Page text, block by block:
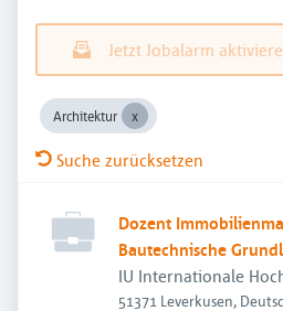
Jetzt Jobalarm
Architektur
Suche zurücksetzen
Dozent
Bautechnische
IU Internationale
51371 Leverkusen,